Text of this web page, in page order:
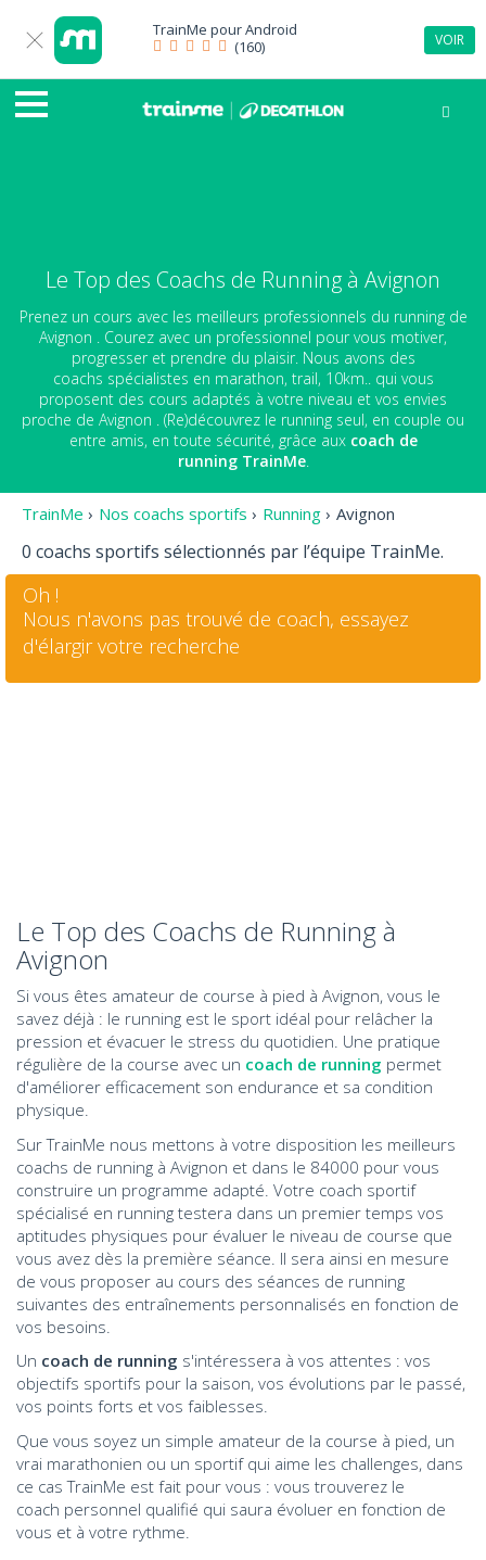
TrainMe pourAndroid
(160)
VOIR
Le Top des Coachs de Running à Avignon
Prenez un cours avec les meilleurs professionnels du running de
Avignon . Courez avec un professionnel pour vous motiver,
progresser et prendre du plaisir. Nous avons des
coachs spécialistes en marathon, trail, 10km.. qui vous
proposent des cours adaptés à votre niveau et vos envies
proche de Avignon . (Re)découvrez le running seul, en couple ou
entre amis, en toute sécurité, grâce aux coach de
running TrainMe.
TrainMe › Nos coachs sportifs › Running › Avignon
0 coachs sportifs sélectionnés par l’équipe TrainMe.
Oh !
Nous n'avons pas trouvé de coach, essayez
d'élargir votre recherche
Le Top des Coachs de Running à
Avignon
Si vous êtes amateur de course à pied à Avignon, vous le
savez déjà : le running est le sport idéal pour relâcher la
pression et évacuer le stress du quotidien. Une pratique
régulière de la course avec un coach de running permet
d'améliorer efficacement son endurance et sa condition
physique.
Sur TrainMe nous mettons à votre disposition les meilleurs
coachs de running à Avignon et dans le 84000 pour vous
construire un programme adapté. Votre coach sportif
spécialisé en running testera dans un premier temps vos
aptitudes physiques pour évaluer le niveau de course que
vous avez dès la première séance. Il sera ainsi en mesure
de vous proposer au cours des séances de running
suivantes des entraînements personnalisés en fonction de
vos besoins.
Un coach de running s'intéressera à vos attentes : vos
objectifs sportifs pour la saison, vos évolutions par le passé,
vos points forts et vos faiblesses.
Que vous soyez un simple amateur de la course à pied, un
vrai marathonien ou un sportif qui aime les challenges, dans
ce cas TrainMe est fait pour vous : vous trouverez le
coach personnel qualifié qui saura évoluer en fonction de
vous et à votre rythme.